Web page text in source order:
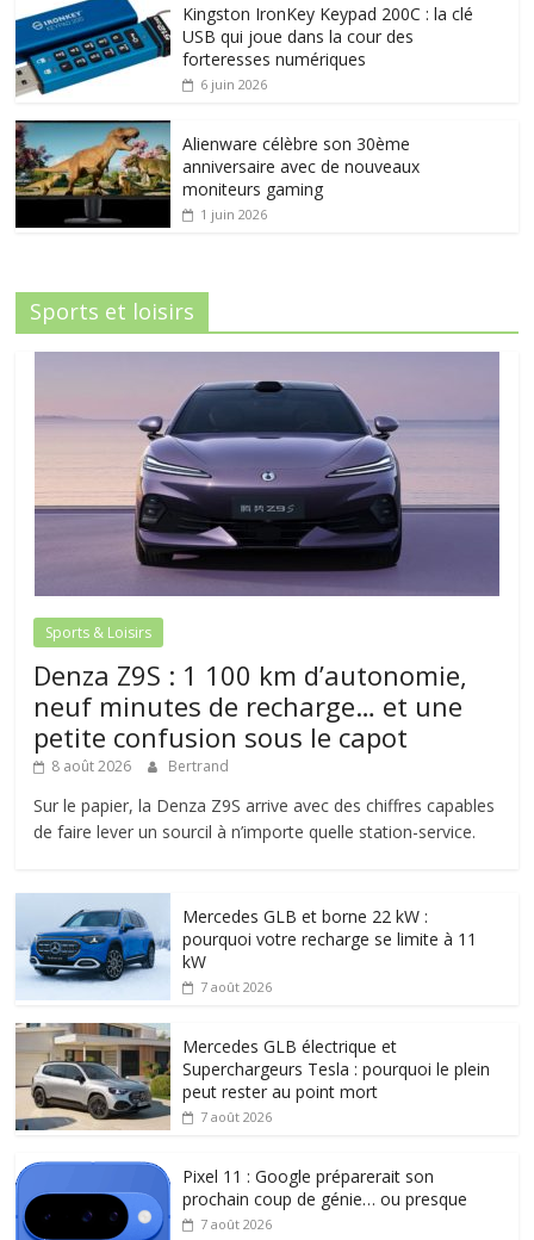
Kingston IronKey Keypad 200C : la clé
USB qui joue dans la cour des
forteresses numériques
6 juin 2026
Alienware célèbre son 30ème
anniversaire avec de nouveaux
moniteurs gaming
1 juin 2026
Sports et loisirs
Sports & Loisirs
Denza Z9S : 1 100 km d’autonomie,
neuf minutes de recharge… et une
petite confusion sous le capot
8 août 2026 Bertrand
Sur le papier, la Denza Z9S arrive avec des chiffres capables
de faire lever un sourcil à n’importe quelle station-service.
Mercedes GLB et borne 22 kW :
pourquoi votre recharge se limite à 11
kW
7 août 2026
Mercedes GLB électrique et
Superchargeurs Tesla : pourquoi le plein
peut rester au point mort
7 août 2026
Pixel 11 : Google préparerait son
prochain coup de génie… ou presque
7 août 2026